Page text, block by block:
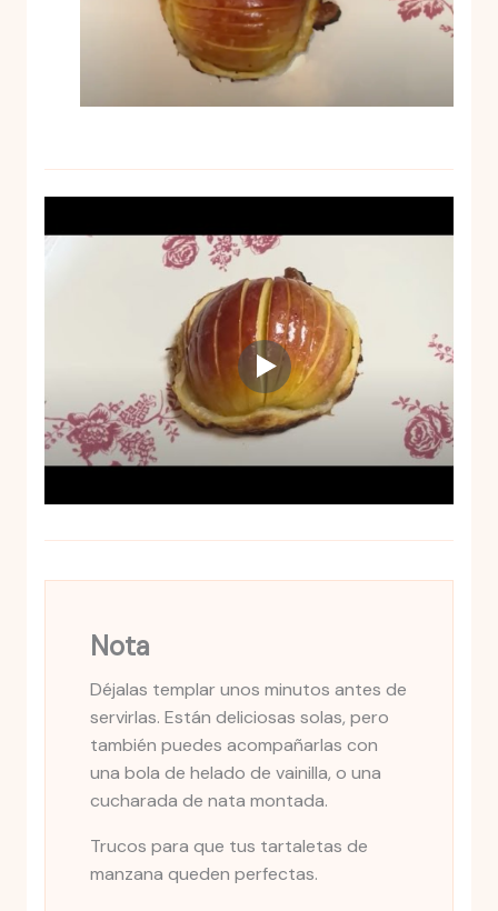
Nota
Déjalas templar unos minutos antes de
servirlas. Están deliciosas solas, pero
también puedes acompañarlas con
una bola de helado de vainilla, o una
cucharada de nata montada.
Trucos para que tus tartaletas de
manzana queden perfectas.